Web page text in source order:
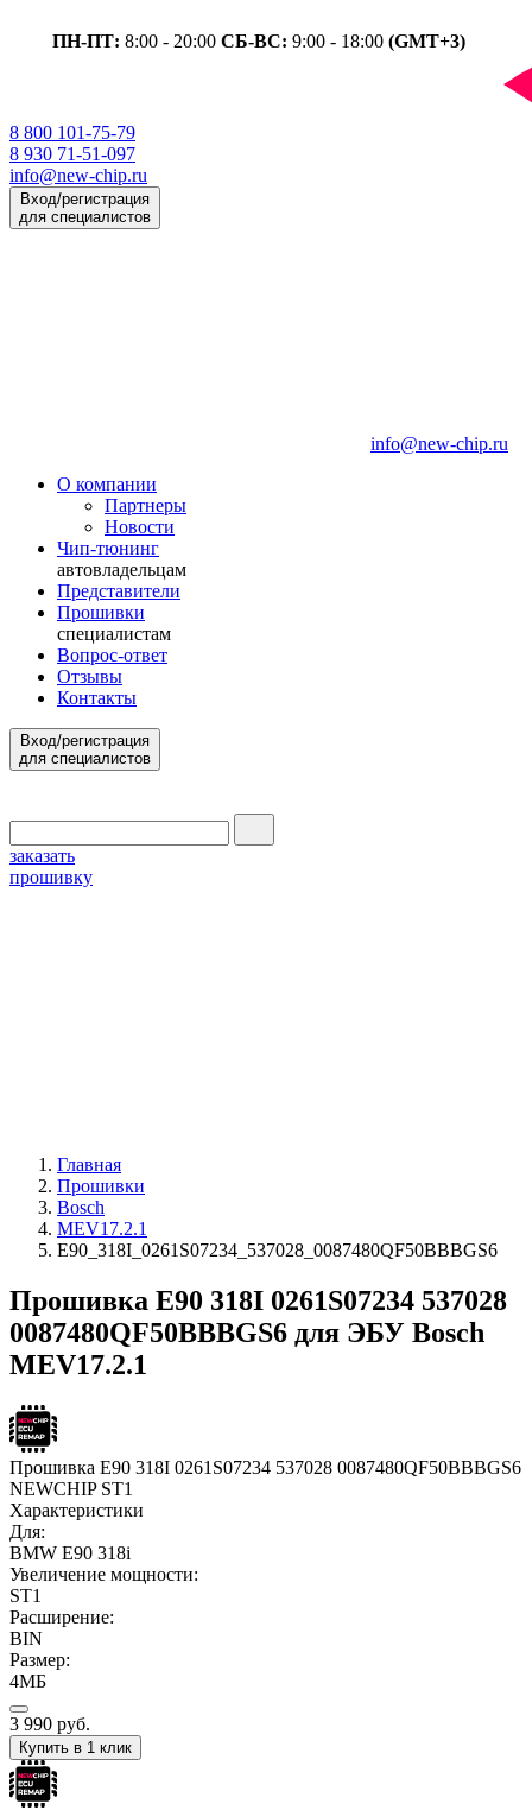
ПН-ПТ: 8:00 - 20:00 СБ-ВС: 9:00 - 18:00 (GMT+3)
8 800 101-75-79
8 930 71-51-097
info@new-chip.ru
Вход/регистрация
для специалистов
info@new-chip.ru
О компании
Партнеры
Новости
Чип-тюнинг
автовладельцам
Представители
Прошивки
специалистам
Вопрос-ответ
Отзывы
Контакты
Вход/регистрация
для специалистов
заказать
прошивку
Главная
Прошивки
Bosch
MEV17.2.1
E90_318I_0261S07234_537028_0087480QF50BBBGS6
Прошивка E90 318I 0261S07234 537028
0087480QF50BBBGS6 для ЭБУ Bosch
MEV17.2.1
Прошивка E90 318I 0261S07234 537028 0087480QF50BBBGS6
NEWCHIP ST1
Характеристики
Для:
BMW E90 318i
Увеличение мощности:
ST1
Расширение:
BIN
Размер:
4МБ
3 990 руб.
Купить в 1 клик